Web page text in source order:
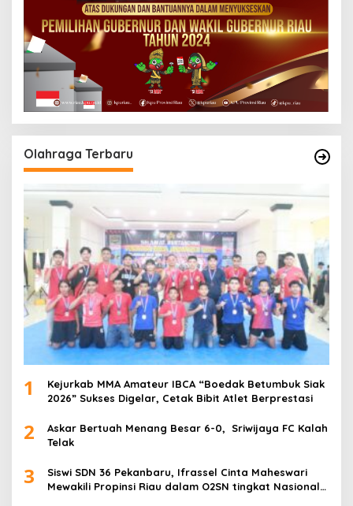
Olahraga Terbaru
1
Kejurkab MMA Amateur IBCA “Boedak Betumbuk Siak
2026” Sukses Digelar, Cetak Bibit Atlet Berprestasi
2
Askar Bertuah Menang Besar 6-0, Sriwijaya FC Kalah
Telak
3
Siswi SDN 36 Pekanbaru, Ifrassel Cinta Maheswari
Mewakili Propinsi Riau dalam O2SN tingkat Nasional